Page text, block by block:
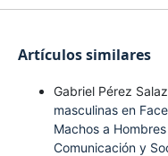
Artículos similares
Gabriel Pérez
masculinas en
Machos a
Comunicación y